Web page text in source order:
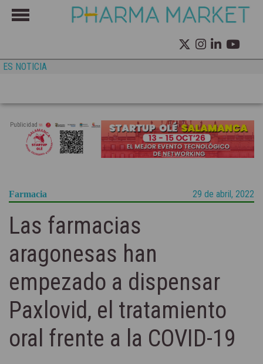
ES NOTICIA
Publicidad
Farmacia 29 de abril, 2022
Las farmacias
aragonesas han
empezado a dispensar
Paxlovid, el tratamiento
oral frente a la COVID-19